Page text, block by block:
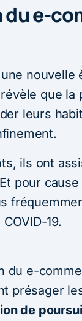
du e-
que la
leurs
ils ont
pour
19.
du e-
présager
de